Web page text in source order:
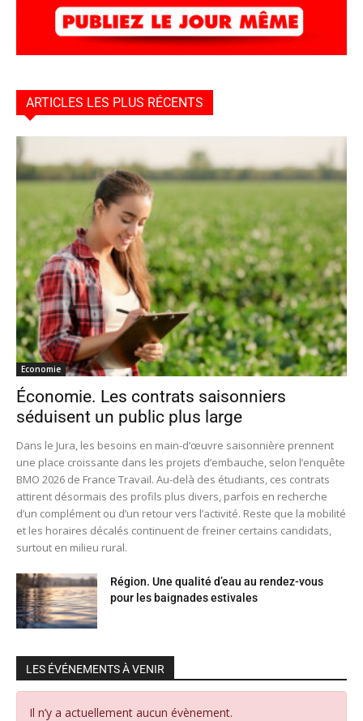
ARTICLES LES PLUS RÉCENTS
Economie
Économie. Les contrats saisonniers
séduisent un public plus large
Dans le Jura, les besoins en main-d’œuvre saisonnière prennent
une place croissante dans les projets d’embauche, selon l’enquête
BMO 2026 de France Travail. Au-delà des étudiants, ces contrats
attirent désormais des profils plus divers, parfois en recherche
d’un complément ou d’un retour vers l’activité. Reste que la mobilité
et les horaires décalés continuent de freiner certains candidats,
surtout en milieu rural.
Région. Une qualité d’eau au rendez-vous
pour les baignades estivales
LES ÉVÉNEMENTS À VENIR
Il n’y a actuellement aucun évènement.